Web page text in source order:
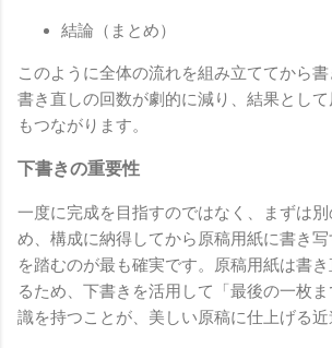
結論（まとめ）
このように全体の流れを組み立ててから書
書き直しの回数が劇的に減り、結果とし
もつながります。
下書きの重要性
一度に完成を目指すのではなく、まずは
め、構成に納得してから原稿用紙に書き
を踏むのが最も確実です。原稿用紙は書
るため、下書きを活用して「最後の一枚
識を持つことが、美しい原稿に仕上げる近